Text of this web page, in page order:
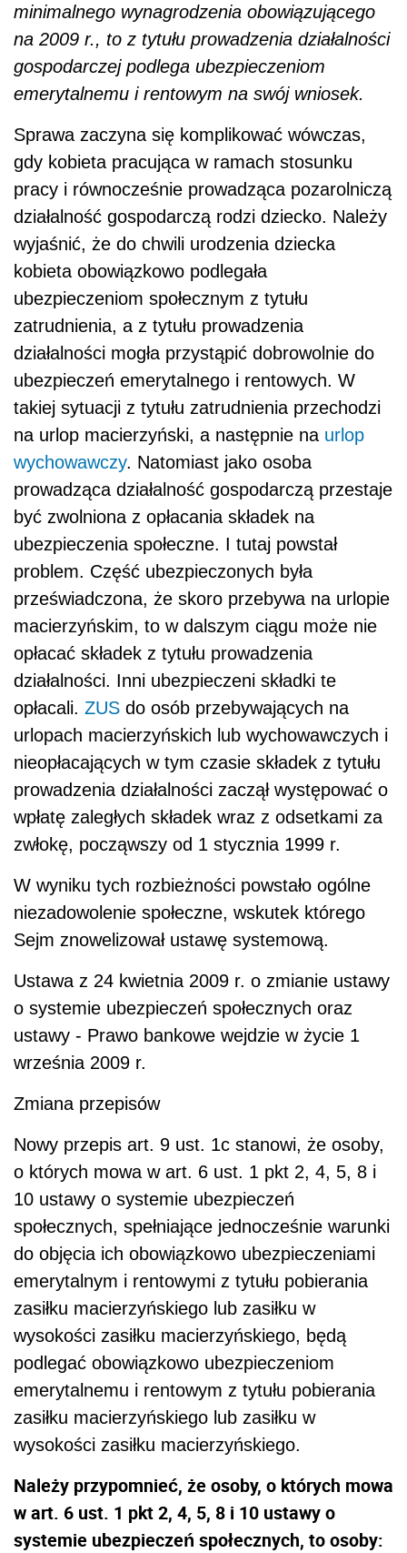
minimalnego wynagrodzenia obowiązującego
na 2009 r., to z tytułu prowadzenia działalności
gospodarczej podlega ubezpieczeniom
emerytalnemu i rentowym na swój wniosek.
Sprawa zaczyna się komplikować wówczas,
gdy kobieta pracująca w ramach stosunku
pracy i równocześnie prowadząca pozarolniczą
działalność gospodarczą rodzi dziecko. Należy
wyjaśnić, że do chwili urodzenia dziecka
kobieta obowiązkowo podlegała
ubezpieczeniom społecznym z tytułu
zatrudnienia, a z tytułu prowadzenia
działalności mogła przystąpić dobrowolnie do
ubezpieczeń emerytalnego i rentowych. W
takiej sytuacji z tytułu zatrudnienia przechodzi
na urlop macierzyński, a następnie na urlop
wychowawczy. Natomiast jako osoba
prowadząca działalność gospodarczą przestaje
być zwolniona z opłacania składek na
ubezpieczenia społeczne. I tutaj powstał
problem. Część ubezpieczonych była
przeświadczona, że skoro przebywa na urlopie
macierzyńskim, to w dalszym ciągu może nie
opłacać składek z tytułu prowadzenia
działalności. Inni ubezpieczeni składki te
opłacali. ZUS do osób przebywających na
urlopach macierzyńskich lub wychowawczych i
nieopłacających w tym czasie składek z tytułu
prowadzenia działalności zaczął występować o
wpłatę zaległych składek wraz z odsetkami za
zwłokę, począwszy od 1 stycznia 1999 r.
W wyniku tych rozbieżności powstało ogólne
niezadowolenie społeczne, wskutek którego
Sejm znowelizował ustawę systemową.
Ustawa z 24 kwietnia 2009 r. o zmianie ustawy
o systemie ubezpieczeń społecznych oraz
ustawy - Prawo bankowe wejdzie w życie 1
września 2009 r.
Zmiana przepisów
Nowy przepis art. 9 ust. 1c stanowi, że osoby,
o których mowa w art. 6 ust. 1 pkt 2, 4, 5, 8 i
10 ustawy o systemie ubezpieczeń
społecznych, spełniające jednocześnie warunki
do objęcia ich obowiązkowo ubezpieczeniami
emerytalnym i rentowymi z tytułu pobierania
zasiłku macierzyńskiego lub zasiłku w
wysokości zasiłku macierzyńskiego, będą
podlegać obowiązkowo ubezpieczeniom
emerytalnemu i rentowym z tytułu pobierania
zasiłku macierzyńskiego lub zasiłku w
wysokości zasiłku macierzyńskiego.
Należy przypomnieć, że osoby, o których mowa
w art. 6 ust. 1 pkt 2, 4, 5, 8 i 10 ustawy o
systemie ubezpieczeń społecznych, to osoby: